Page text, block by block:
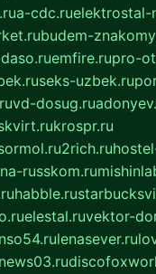
a-cdc.ruelektrostal-
budem-
emfire.rupro-
seks-uzbek.ru
vd-dosug.ru
krospr.ru
2rich.ru
russkom.ru
habble.ru
elestal.ruvektor-
lenasever.ru